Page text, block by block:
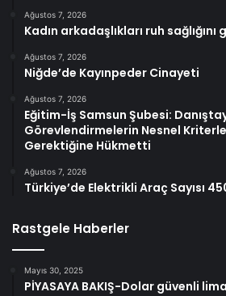
Ağustos 7, 2026
Kadın arkadaşlıkları ruh
Ağustos 7, 2026
Niğde’de Kayınpeder Cinayeti
Ağustos 7, 2026
Eğitim-İş Samsun Şubesi:
Görevlendirmelerin Nesnel
Gerektiğine Hükmetti
Ağustos 7, 2026
Türkiye’de Elektrikli Araç Sayısı
Rastgele Haberler
Mayıs 30, 2025
PİYASAYA BAKIŞ-Dolar güvenli